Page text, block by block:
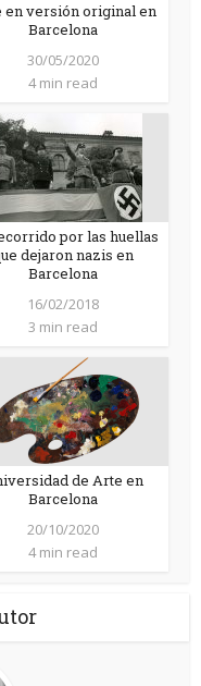
en versión original en
Barcelona
30/05/2020
4 min read
por las huellas
dejaron nazis en
Barcelona
16/02/2018
3 min read
de Arte en
Barcelona
20/10/2020
4 min read